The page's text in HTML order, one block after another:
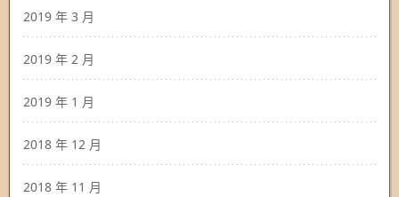
2019 年 3 月
2019 年 2 月
2019 年 1 月
2018 年 12 月
2018 年 11 月